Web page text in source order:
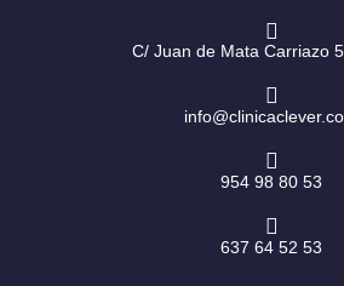
f
C/ Juan de Mata Carriazo
954 98 80 53
637 64 52 53